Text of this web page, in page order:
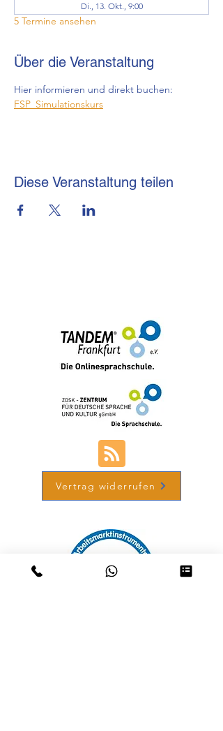
Di., 13. Okt., 9:00
5 Termine ansehen
Über die Veranstaltung
Hier informieren und direkt buchen:
FSP_Simulationskurs
Diese Veranstaltung teilen
Vertrag widerrufen